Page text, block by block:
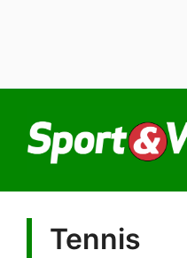
contenuto
Tennis